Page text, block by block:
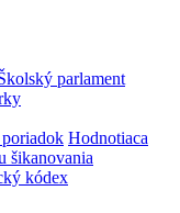
parlament
Hodnotiaca
šikanovania
kódex